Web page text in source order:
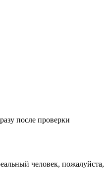
после проверки
человек, пожалуйста,